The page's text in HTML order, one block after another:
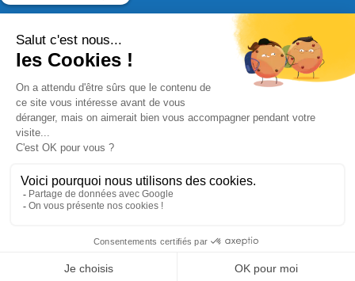
Nous contacter |
Paiement sécurisé
2008 - 2026 © CreaMagic. ALL Rights Reserved.